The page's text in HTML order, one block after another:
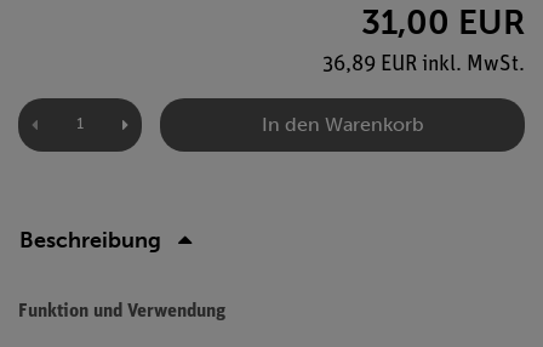
31,00 EUR
36,89 EUR inkl. MwSt.
In den Warenkorb
Beschreibung
Funktion und Verwendung